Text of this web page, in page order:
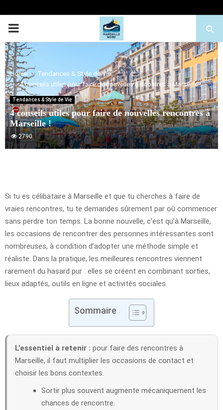
PRIMARY
MENU
Home
Tendances & Style de Vie
4 conseils utiles pour faire de nouvelles rencontres à Marseille !
Tendances & Style de Vie
4 conseils utiles pour faire de nouvelles rencontres à
Marseille !
2790
Si tu es célibataire à Marseille et que tu cherches à faire de
vraies rencontres, tu te demandes sûrement par où commencer
sans perdre ton temps. La bonne nouvelle, c’est qu’à Marseille,
les occasions de rencontrer des personnes intéressantes sont
nombreuses, à condition d’adopter une méthode simple et
réaliste. Dans la pratique, les meilleures rencontres viennent
rarement du hasard pur : elles se créent en combinant sorties,
lieux adaptés, outils en ligne et activités sociales.
Sommaire
L’essentiel a retenir : pour faire des rencontres à
Marseille, il faut multiplier les occasions de contact et
choisir les bons contextes.
Sortir plus souvent augmente mécaniquement les
chances de rencontre.